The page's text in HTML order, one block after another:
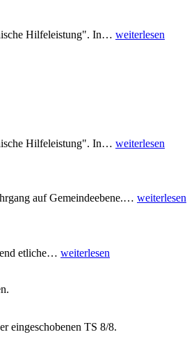
Hilfeleistung". In… weiterlesen
Hilfeleistung". In… weiterlesen
auf Gemeindeebene.… weiterlesen
etliche… weiterlesen
eingeschobenen TS 8/8.